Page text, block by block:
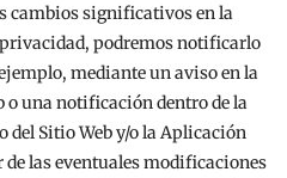
cambios significativos en la
podremos notificarlo
mediante un aviso en la
una notificación dentro de la
del Sitio Web y/o la Aplicación
de las eventuales modificaciones